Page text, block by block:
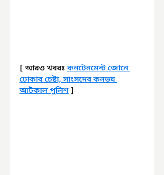
[ আরও খবরঃ কনটেনমেন্ট জোনে
ঢোকার চেষ্টা, সাংসদের কনভয়
আটকাল পুলিশ ]